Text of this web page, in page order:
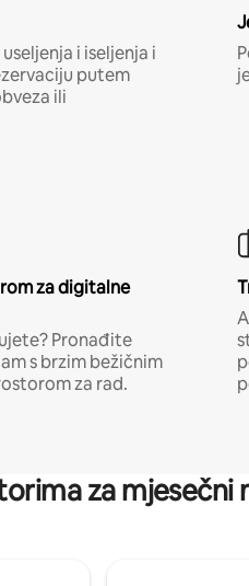
i iseljenja i
putem
ili
za digitalne
Pronađite
s brzim bežičnim
za rad.
za mjesečni